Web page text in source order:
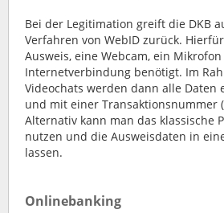
Bei der Legitimation greift die DKB
Verfahren von WebID zurück.
Ausweis, eine Webcam, ein
Internetverbindung benötigt. Im
Videochats werden dann alle Daten
und mit einer Transaktionsnummer
Alternativ kann man das klassische
nutzen und die Ausweisdaten in
lassen.
Onlinebanking